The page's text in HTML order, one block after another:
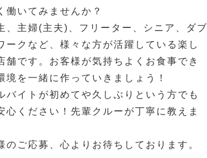
働いてみませんか？
、主婦(主夫)、フリーター、シニア、ダブ
ークなど、様々な方が活躍している楽し
舗です。お客様が気持ちよくお食事でき
境を一緒に作っていきましょう！
バイトが初めてや久しぶりという方でも
心ください！先輩クルーが丁寧に教えま
のご応募、心よりお待ちしております。